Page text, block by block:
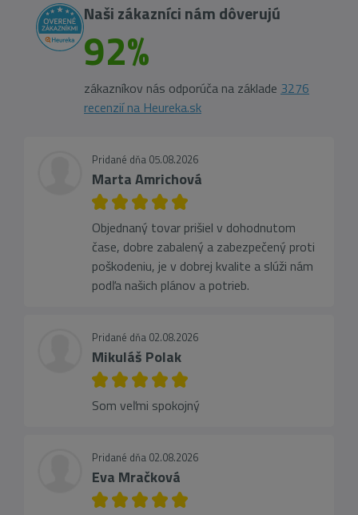
Naši zákazníci nám dôverujú
92%
zákazníkov nás odporúča na základe 3276
recenzií na Heureka.sk
Pridané dňa 05.08.2026
Marta Amrichová
Objednaný tovar prišiel v dohodnutom
čase, dobre zabalený a zabezpečený proti
poškodeniu, je v dobrej kvalite a slúži nám
podľa našich plánov a potrieb.
Pridané dňa 02.08.2026
Mikuláš Polak
Som veľmi spokojný
Pridané dňa 02.08.2026
Eva Mračková